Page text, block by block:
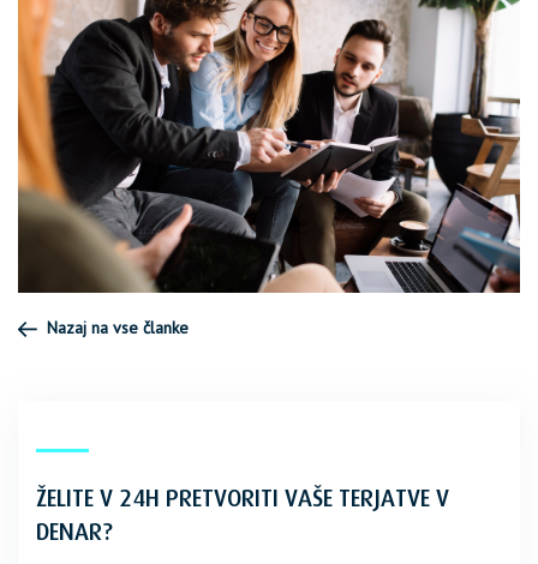
Nazaj na vse članke
ŽELITE V 24H PRETVORITI VAŠE TERJATVE V
DENAR?